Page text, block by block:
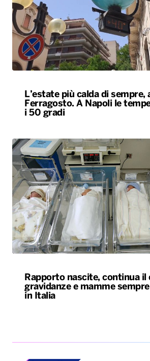
L’estate più calda di sempre,
Ferragosto. A Napoli le
i 50 gradi
Rapporto nascite, continua il
gravidanze e mamme
in Italia